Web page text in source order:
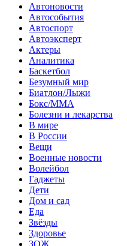
Автоновости
Автособытия
Автоспорт
Автоэксперт
Актеры
Аналитика
Баскетбол
Безумный мир
Биатлон/Лыжи
Бокс/MMA
Болезни и лекарства
В мире
В России
Вещи
Военные новости
Волейбол
Гаджеты
Дети
Дом и сад
Еда
Звёзды
Здоровье
ЗОЖ